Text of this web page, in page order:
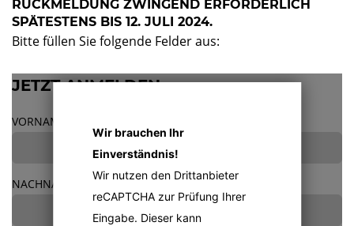
RÜCKMELDUNG ZWINGEND ERFORDERLICH
SPÄTESTENS BIS 12. JULI 2024.
Bitte füllen Sie folgende Felder aus:
JETZT ANMELDEN:
VORNAME
NACHNAME
Wir brauchen Ihr
Einverständnis!
Wir nutzen den Drittanbieter
reCAPTCHA zur Prüfung Ihrer
Eingabe. Dieser kann